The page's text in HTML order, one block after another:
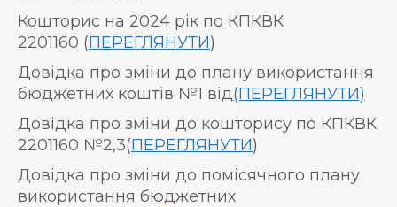
Кошторис на 2024 рік по КПКВК
2201160 (ПЕРЕГЛЯНУТИ)
Довідка про зміни до плану використання
бюджетних коштів №1 від(ПЕРЕГЛЯНУТИ)
Довідка про зміни до кошторису по КПКВК
2201160 №2,3(ПЕРЕГЛЯНУТИ)
Довідка про зміни до помісячного плану
використання бюджетних